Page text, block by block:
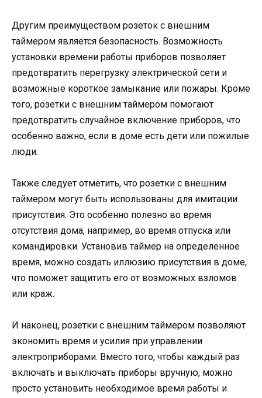
Другим преимуществом розеток с внешним
таймером является безопасность. Возможность
установки времени работы приборов позволяет
предотвратить перегрузку электрической сети и
возможные короткое замыкание или пожары. Кроме
того, розетки с внешним таймером помогают
предотвратить случайное включение приборов, что
особенно важно, если в доме есть дети или пожилые
люди.
Также следует отметить, что розетки с внешним
таймером могут быть использованы для имитации
присутствия. Это особенно полезно во время
отсутствия дома, например, во время отпуска или
командировки. Установив таймер на определенное
время, можно создать иллюзию присутствия в доме,
что поможет защитить его от возможных взломов
или краж.
И наконец, розетки с внешним таймером позволяют
экономить время и усилия при управлении
электроприборами. Вместо того, чтобы каждый раз
включать и выключать приборы вручную, можно
просто установить необходимое время работы и